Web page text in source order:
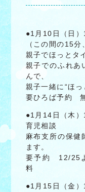
●1月10日（日
（この間の15分
親子でほっとタ
親子でのふれあ
んで、
親子一緒に“ほっ
要ひろば予約
●1月14日（木
育児相談
麻布支所の保健
ます。
要予約 12/25
料
●1月15日（金